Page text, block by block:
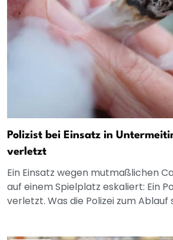
Polizist bei Einsatz in
verletzt
Ein Einsatz wegen mutmaßlichen
auf einem Spielplatz eskaliert: Ein
verletzt. Was die Polizei zum Ablauf